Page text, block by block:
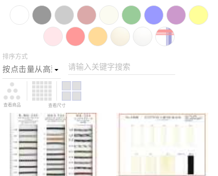
排序方式
请输入关键字搜索
查看商品 查看尺寸